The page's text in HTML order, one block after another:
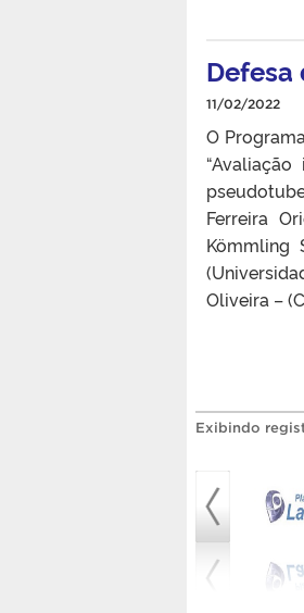
Defesa
11/02/2022
O
Ferreira
Kömmling
Oliveira –
Exibindo